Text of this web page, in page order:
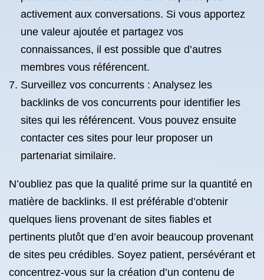
activement aux conversations. Si vous apportez
une valeur ajoutée et partagez vos
connaissances, il est possible que d’autres
membres vous référencent.
Surveillez vos concurrents : Analysez les
backlinks de vos concurrents pour identifier les
sites qui les référencent. Vous pouvez ensuite
contacter ces sites pour leur proposer un
partenariat similaire.
N’oubliez pas que la qualité prime sur la quantité en
matière de backlinks. Il est préférable d’obtenir
quelques liens provenant de sites fiables et
pertinents plutôt que d’en avoir beaucoup provenant
de sites peu crédibles. Soyez patient, persévérant et
concentrez-vous sur la création d’un contenu de